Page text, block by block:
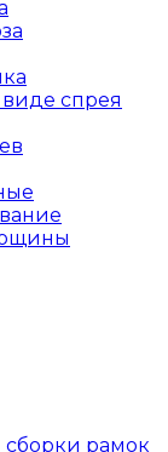
спрея
рамок